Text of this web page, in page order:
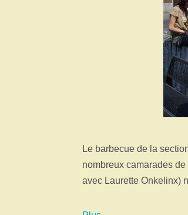
Le barbecue de la
nombreux camarades
avec Laurette Onkelinx)